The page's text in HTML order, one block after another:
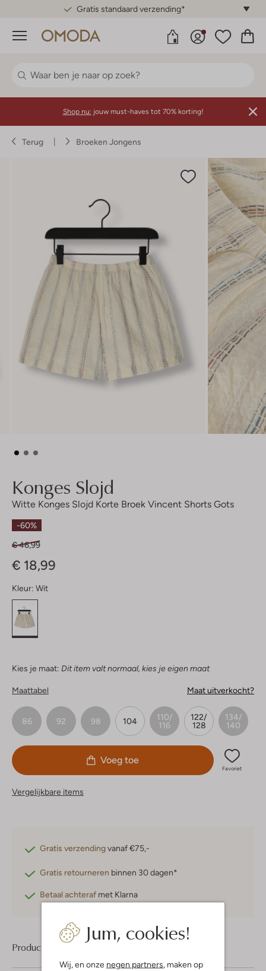
Gratis standaard verzending*
Menu
Jum, cookies!
Wij, en onze negen partners, maken op
Shop nu: jouw must-haves tot 70% korting!
Terug Broeken Jongens
Konges Slojd
Witte Konges Slojd Korte Broek Vincent Shorts Gots
-60%
€ 46,99
€ 18,99
Kleur: Wit
Kies je maat: Dit item valt normaal, kies je eigen maat
Maattabel Maat uitverkocht?
86 92 98 104
110/
116
122/
128
134/
140
Voeg toe
Favoriet
Vergelijkbare items
Gratis verzendingvanaf €75,-
Gratis retourneren binnen 30 dagen*
Betaal achteraf met Klarna
Product informatie